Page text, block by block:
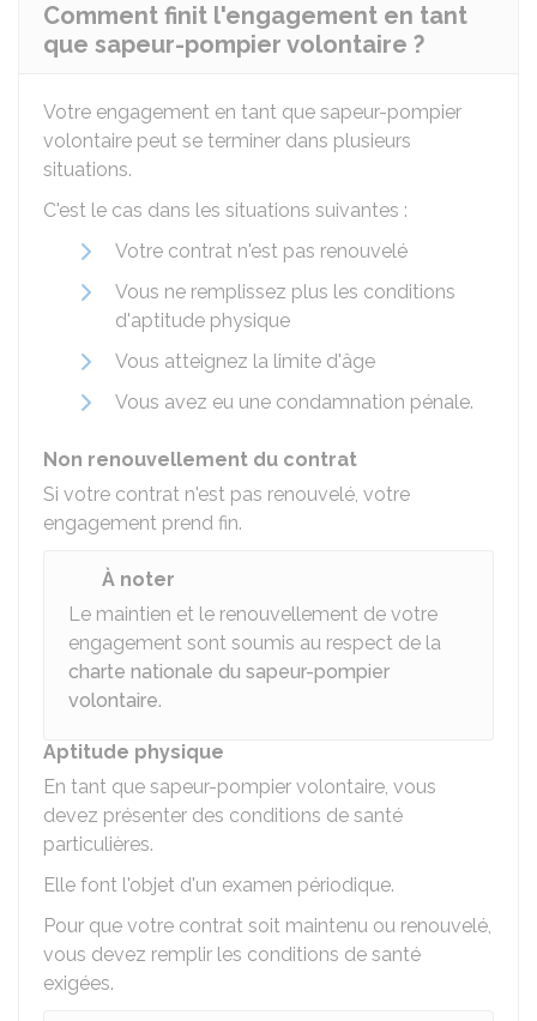
Comment finit l'engagement en tant
que sapeur-pompier volontaire ?
Votre engagement en tant que sapeur-pompier
volontaire peut se terminer dans plusieurs
situations.
C'est le cas dans les situations suivantes :
Votre contrat n'est pas renouvelé
Vous ne remplissez plus les conditions
d'aptitude physique
Vous atteignez la limite d'âge
Vous avez eu une condamnation pénale.
Non renouvellement du contrat
Si votre contrat n'est pas renouvelé, votre
engagement prend fin.
À noter
Le maintien et le renouvellement de votre
engagement sont soumis au respect de la
charte nationale du sapeur-pompier
volontaire.
Aptitude physique
En tant que sapeur-pompier volontaire, vous
devez présenter des conditions de santé
particulières.
Elle font l'objet d'un examen périodique.
Pour que votre contrat soit maintenu ou renouvelé,
vous devez remplir les conditions de santé
exigées.